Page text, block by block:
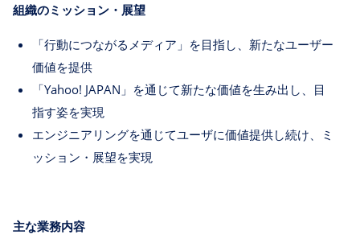
組織のミッション・展望
「行動につながるメディア」を目指し、新たなユーザー
価値を提供
「Yahoo! JAPAN」を通じて新たな価値を生み出し、目
指す姿を実現
エンジニアリングを通じてユーザに価値提供し続け、ミ
ッション・展望を実現
主な業務内容